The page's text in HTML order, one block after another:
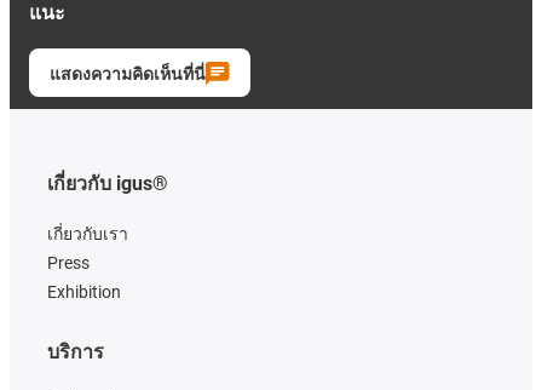
แนะ
แสดงความคิดเห็นที่นี่
เกี่ยวกับ igus®
เกี่ยวกับเรา
Press
Exhibition
บริการ